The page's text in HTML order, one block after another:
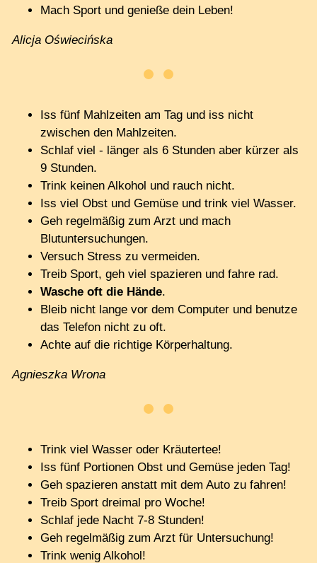
Mach Sport und genieße dein Leben!
Alicja Oświecińska
Iss fünf Mahlzeiten am Tag und iss nicht
zwischen den Mahlzeiten.
Schlaf viel - länger als 6 Stunden aber kürzer als
9 Stunden.
Trink keinen Alkohol und rauch nicht.
Iss viel Obst und Gemüse und trink viel Wasser.
Geh regelmäßig zum Arzt und mach
Blutuntersuchungen.
Versuch Stress zu vermeiden.
Treib Sport, geh viel spazieren und fahre rad.
Wasche oft die Hände.
Bleib nicht lange vor dem Computer und benutze
das Telefon nicht zu oft.
Achte auf die richtige Körperhaltung.
Agnieszka Wrona
Trink viel Wasser oder Kräutertee!
Iss fünf Portionen Obst und Gemüse jeden Tag!
Geh spazieren anstatt mit dem Auto zu fahren!
Treib Sport dreimal pro Woche!
Schlaf jede Nacht 7-8 Stunden!
Geh regelmäßig zum Arzt für Untersuchung!
Trink wenig Alkohol!